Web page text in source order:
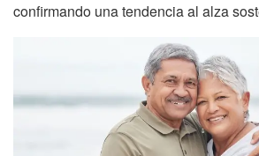
confirmando una tendencia al alza